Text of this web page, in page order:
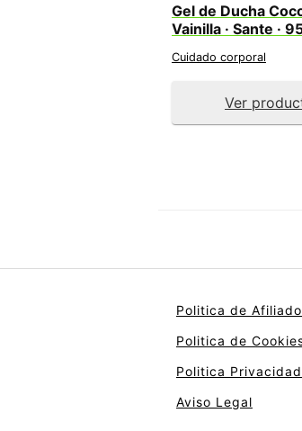
Gel de Ducha
Vainilla · Sante ·
Cuidado corporal
Ver
Politica de
Politica de
Politica Privacidad
Aviso Legal